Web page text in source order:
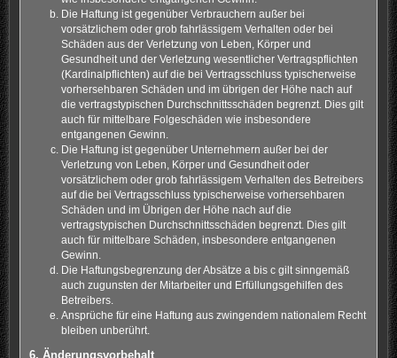
Die Haftung ist gegenüber Verbrauchern außer bei
vorsätzlichem oder grob fahrlässigem Verhalten oder bei
Schäden aus der Verletzung von Leben, Körper und
Gesundheit und der Verletzung wesentlicher Vertragspflichten
(Kardinalpflichten) auf die bei Vertragsschluss typischerweise
vorhersehbaren Schäden und im übrigen der Höhe nach auf
die vertragstypischen Durchschnittsschäden begrenzt. Dies gilt
auch für mittelbare Folgeschäden wie insbesondere
entgangenen Gewinn.
Die Haftung ist gegenüber Unternehmern außer bei der
Verletzung von Leben, Körper und Gesundheit oder
vorsätzlichem oder grob fahrlässigem Verhalten des Betreibers
auf die bei Vertragsschluss typischerweise vorhersehbaren
Schäden und im Übrigen der Höhe nach auf die
vertragstypischen Durchschnittsschäden begrenzt. Dies gilt
auch für mittelbare Schäden, insbesondere entgangenen
Gewinn.
Die Haftungsbegrenzung der Absätze a bis c gilt sinngemäß
auch zugunsten der Mitarbeiter und Erfüllungsgehilfen des
Betreibers.
Ansprüche für eine Haftung aus zwingendem nationalem Recht
bleiben unberührt.